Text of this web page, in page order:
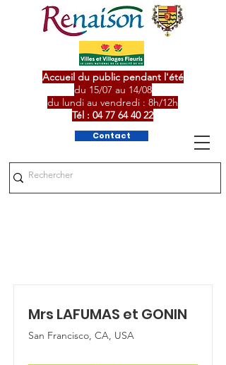
Contact
Accueil du public pendant l'été
du 15/07 au 14/08
du lundi au vendredi : 8h/12h
Tél : 04 77 64 40 22
Mrs LAFUMAS et GONIN
San Francisco, CA, USA